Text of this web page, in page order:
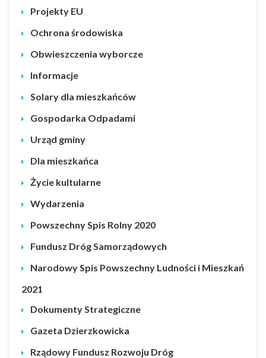
Projekty EU
Ochrona środowiska
Obwieszczenia wyborcze
Informacje
Solary dla mieszkańców
Gospodarka Odpadami
Urząd gminy
Dla mieszkańca
Życie kultularne
Wydarzenia
Powszechny Spis Rolny 2020
Fundusz Dróg Samorządowych
Narodowy Spis Powszechny Ludności i Mieszkań
2021
Dokumenty Strategiczne
Gazeta Dzierzkowicka
Rządowy Fundusz Rozwoju Dróg